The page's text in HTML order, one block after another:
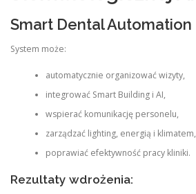
Smart Dental Automation
System może:
automatycznie organizować wizyty,
integrować Smart Building i AI,
wspierać komunikację personelu,
zarządzać lighting, energią i klimatem,
poprawiać efektywność pracy kliniki.
Rezultaty wdrożenia: